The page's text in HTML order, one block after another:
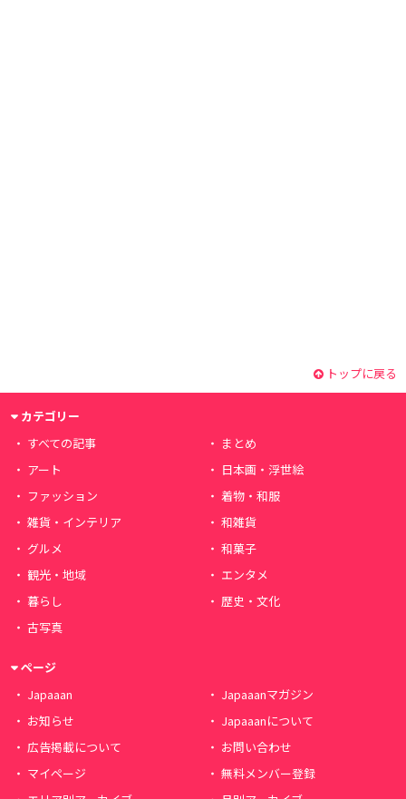
トップに戻る
カテゴリー
すべての記事
まとめ
アート
日本画・浮世絵
ファッション
着物・和服
雑貨・インテリア
和雑貨
グルメ
和菓子
観光・地域
エンタメ
暮らし
歴史・文化
古写真
ページ
Japaaan
Japaaanマガジン
お知らせ
Japaaanについて
広告掲載について
お問い合わせ
マイページ
無料メンバー登録